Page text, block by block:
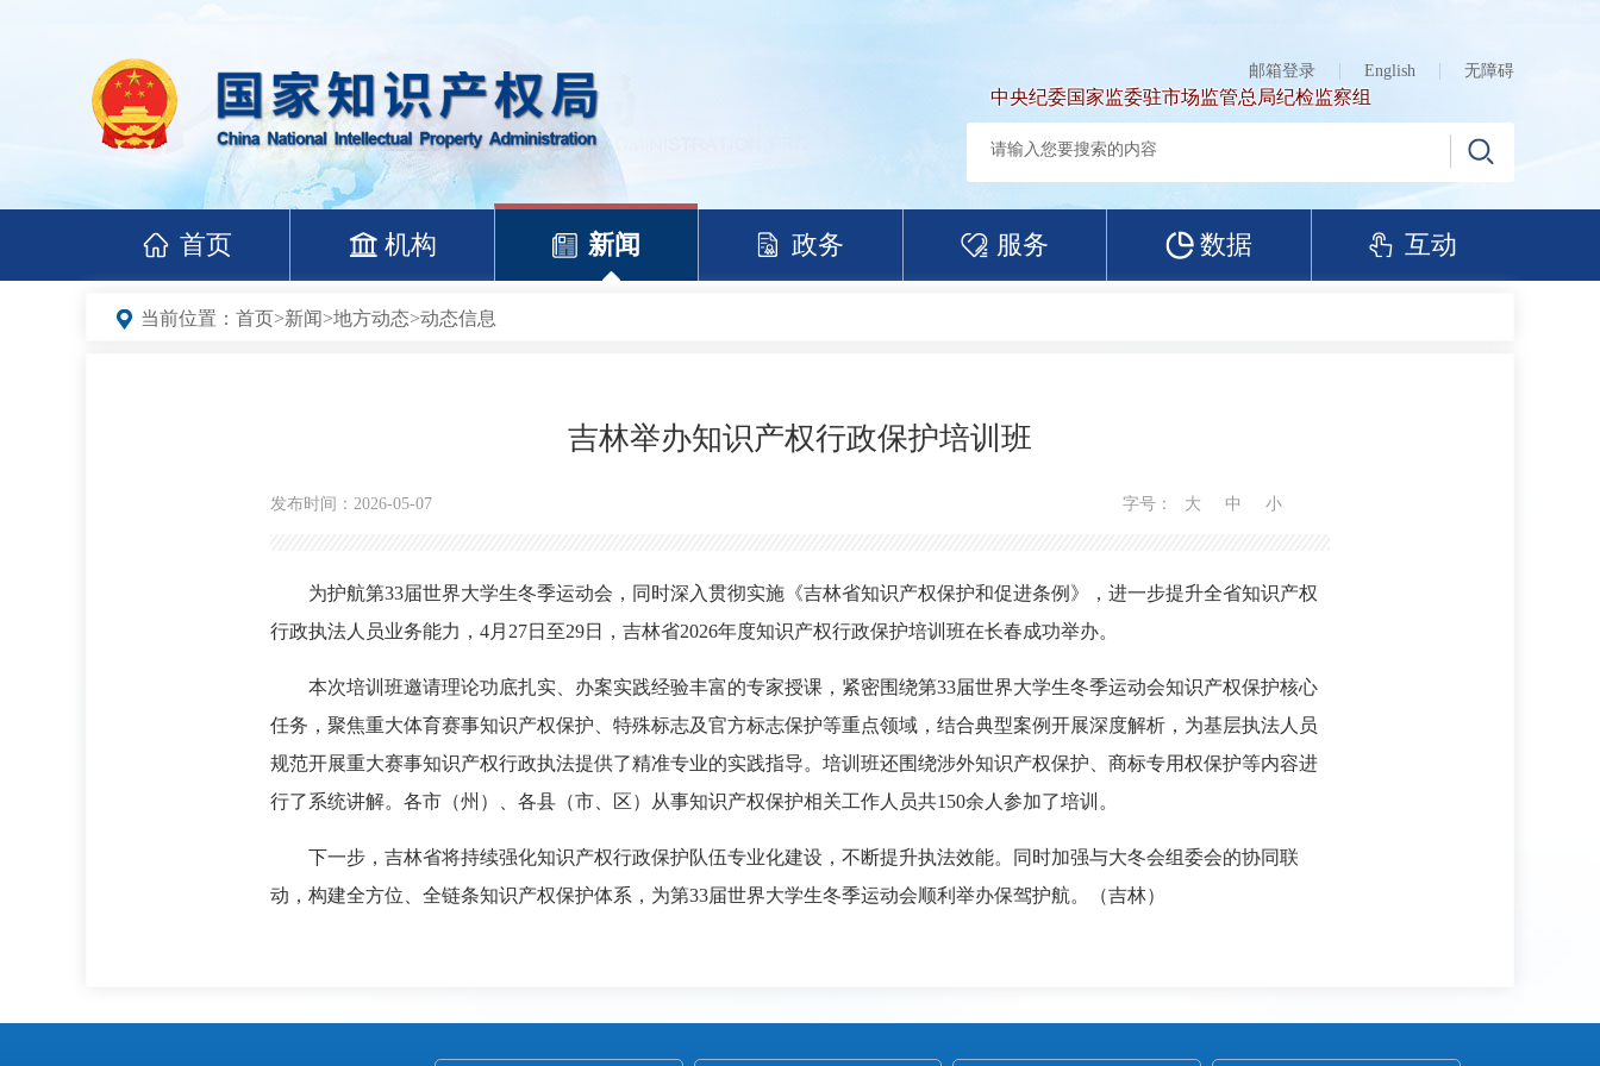
邮箱登录 English 无障碍
中央纪委国家监委驻市场监管总局纪检监察组
首页 机构 新闻 政务 服务 数据 互动
当前位置： 首页>新闻>地方动态>动态信息
吉林举办知识产权行政保护培训班
发布时间：2026-05-07 字号： 大 中 小
为护航第33届世界大学生冬季运动会，同时深入贯彻实施《吉林省知识产权保护和促进条例》，进一步提升全省知识产权
行政执法人员业务能力，4月27日至29日，吉林省2026年度知识产权行政保护培训班在长春成功举办。
本次培训班邀请理论功底扎实、办案实践经验丰富的专家授课，紧密围绕第33届世界大学生冬季运动会知识产权保护核心
任务，聚焦重大体育赛事知识产权保护、特殊标志及官方标志保护等重点领域，结合典型案例开展深度解析，为基层执法人员
规范开展重大赛事知识产权行政执法提供了精准专业的实践指导。培训班还围绕涉外知识产权保护、商标专用权保护等内容进
行了系统讲解。各市（州）、各县（市、区）从事知识产权保护相关工作人员共150余人参加了培训。
下一步，吉林省将持续强化知识产权行政保护队伍专业化建设，不断提升执法效能。同时加强与大冬会组委会的协同联
动，构建全方位、全链条知识产权保护体系，为第33届世界大学生冬季运动会顺利举办保驾护航。（吉林）